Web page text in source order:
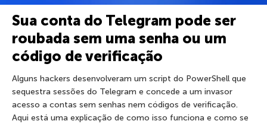
Sua conta do Telegram pode ser
roubada sem uma senha ou um
código de verificação
Alguns hackers desenvolveram um script do PowerShell que
sequestra sessões do Telegram e concede a um invasor
acesso a contas sem senhas nem códigos de verificação.
Aqui está uma explicação de como isso funciona e como se